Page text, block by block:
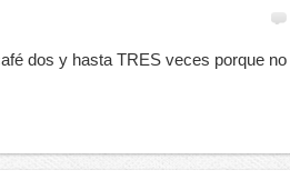
dos y hasta TRES veces porque